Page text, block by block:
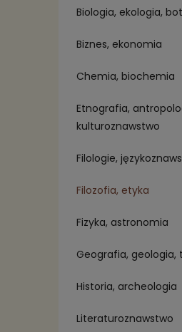
Biologia, ekologia,
Biznes, ekonomia
Chemia, biochemia
Etnografia,
kulturoznawstwo
Filologie,
Filozofia, etyka
Fizyka, astronomia
Geografia, geologia,
Historia, archeologia
Literaturoznawstwo